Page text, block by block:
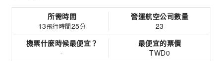
所需時間
13飛行時間25分
營運航空公司數量
23
機票什麼時候最便宜？
-
最便宜的票價
TWD0